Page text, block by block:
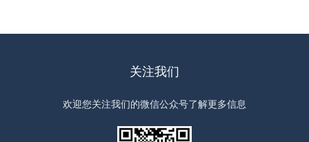
关注我们
欢迎您关注我们的微信公众号了解更多信息